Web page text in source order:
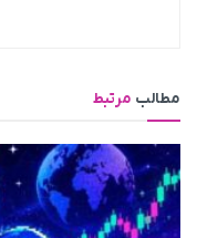
مطالب مرتبط